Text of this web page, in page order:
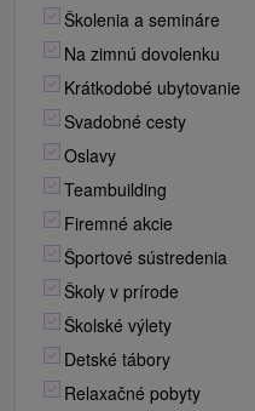
Školenia a semináre
Na zimnú dovolenku
Krátkodobé ubytovanie
Svadobné cesty
Oslavy
Teambuilding
Firemné akcie
Športové sústredenia
Školy v prírode
Školské výlety
Detské tábory
Relaxačné pobyty